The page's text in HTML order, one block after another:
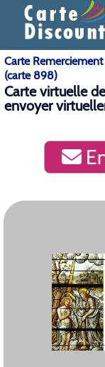
Carte
(carte 898)
Carte virtuelle
envoyer